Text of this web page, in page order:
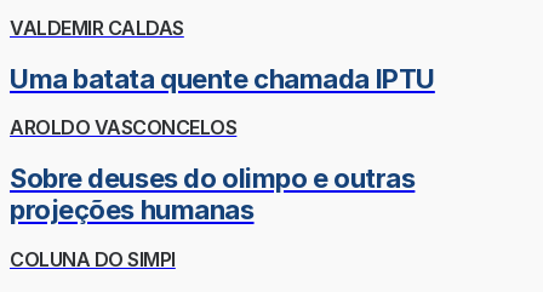
VALDEMIR CALDAS
Uma batata quente chamada IPTU
AROLDO VASCONCELOS
Sobre deuses do olimpo e outras
projeções humanas
COLUNA DO SIMPI